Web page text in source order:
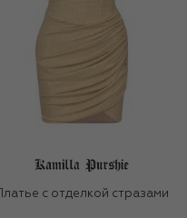
Платье с отделкой стразами